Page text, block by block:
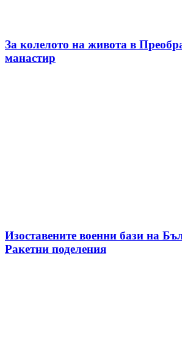
За колелото на живота в
манастир
Изоставените военни бази на
Ракетни поделения